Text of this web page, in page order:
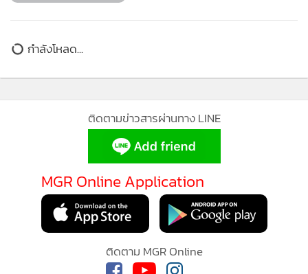
กำลังโหลด...
ติดตามข่าวสารผ่านทาง LINE
MGR Online Application
ติดตาม MGR Online
MGR Online ใช้คุกกี้ (Cookies)
MGR Online ใช้คุกกี้ เพื่อจัดการข้อมูลส่วนบุคคลเพื่อนำเสนอ
ประสบการณ์คอนเทนต์ที่ดีที่สุดให้กับผู้อ่านบนเว็บไซต์ และ